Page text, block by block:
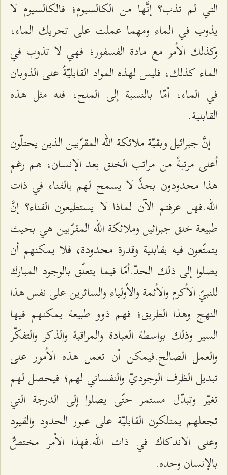
التي لم تذب؟ إنَّها من الكالسيوم؛ فالكالسيوم لا
يذوب في الماء ومهما عملت على تحريك الماء،
وكذلك الأمر مع مادة الفسفور؛ فهي لا تذوب في
الماء كذلك، فليس لهذه المواد القابليّةُ على الذوبان
في الماء، أمّا بالنسبة إلى الملح، فله مثل هذه
القابلية.
إنَّ جبرائيل وبقيّة ملائكة الله المقرّبين الذين يحتلّون
أعلى مرتبةً من مراتب الخلق بعد الإنسان، هم رغم
هذا محدودون بحدٍّ لا يسمح لهم بالفناء في ذات
الله.فهل عرفتم الآن لماذا لا يستطيعون الفناء؟ إنَّ
طبيعة خلق جبرائيل وملائكة الله المقرّبين هي بحيث
يتمتّعون فيه بقابلية وقدرة محدودة، فلا يمكنهم أن
يصلوا إلى ذلك الحدّ.أمّا فيما يتعلّق بالوجود المبارك
للنبيّ الأكرم والأئمة والأولياء والسائرين على نفس هذا
النهج وهذا الطريق؛ فهم ذوو طبيعة يمكنهم فيها
السير وذلك بواسطة العبادة والمراقبة والذكر والتفكّر
والعمل الصالح.فيمكن أن تعمل هذه الأمور على
تبديل الظرف الوجوديّ والنفساني لهم؛ فيحصل لهم
تغيّر وتبدّل مستمر حتّى يصلوا إلى الدرجة التي
تجعلهم يمتلكون القابليّة على عبور الحدود والقيود
وعلى الاندكاك في ذات الله.فهذا الأمر مختصٌّ
بالإنسان وحده.